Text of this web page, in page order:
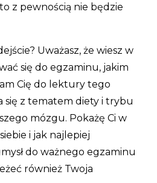
z pewnością nie będzie
Uważasz, że wiesz w
się do egzaminu, jakim
Cię do lektury tego
się z tematem diety i trybu
mózgu. Pokażę Ci w
i jak najlepiej
do ważnego egzaminu
również Twoja